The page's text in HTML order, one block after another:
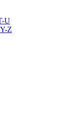
U
Z